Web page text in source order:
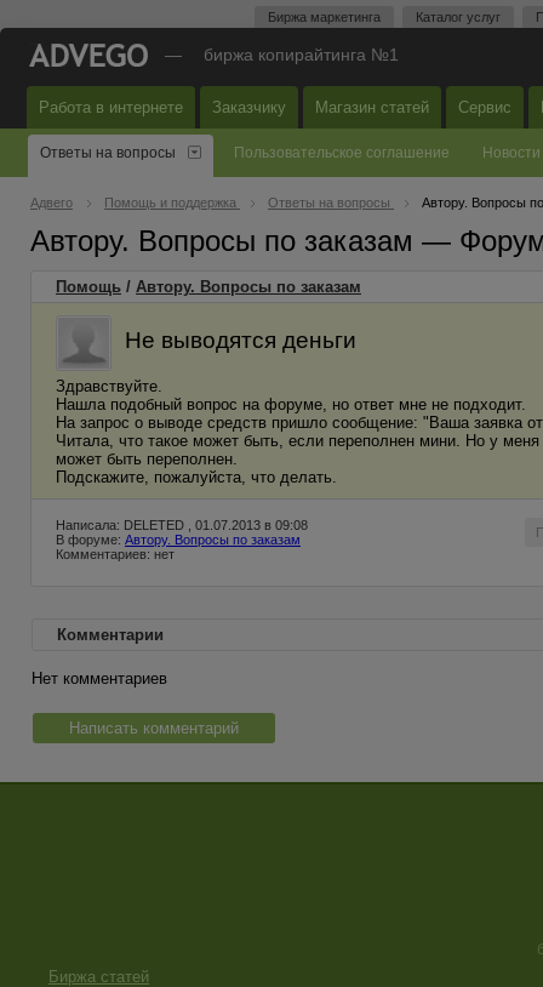
Биржа маркетинга Каталог услуг
— биржа копирайтинга №1
Работа в интернете Заказчику Магазин статей Сервис
Ответы на вопросы Пользовательское соглашение Новости
Адвего Помощь и поддержка Ответы на вопросы Автору. Вопросы
Автору. Вопросы по заказам —
Помощь / Автору. Вопросы по заказам
Не выводятся деньги
Здравствуйте.
Нашла подобный вопрос на форуме, но ответ мне не подходит.
На запрос о выводе средств пришло сообщение: "Ваша заявка
Читала, что такое может быть, если переполнен мини. Но у
может быть переполнен.
Подскажите, пожалуйста, что делать.
Написала: DELETED , 01.07.2013 в 09:08
В форуме: Автору. Вопросы по заказам
Комментариев: нет
Комментарии
Нет комментариев
Написать комментарий
Биржа статей